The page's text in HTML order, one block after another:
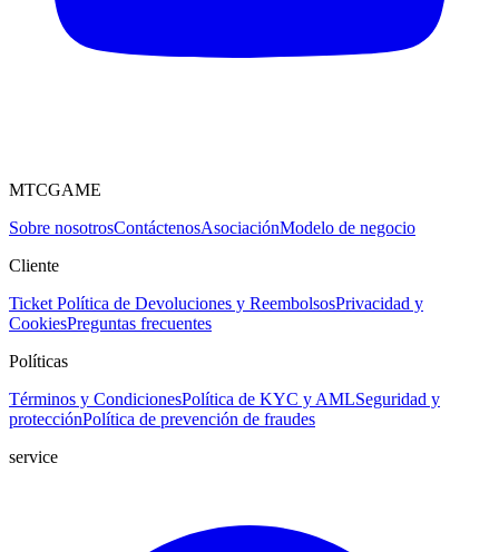
MTCGAME
Sobre nosotrosContáctenosAsociaciónModelo de negocio
Cliente
TicketPolítica de Devoluciones y ReembolsosPrivacidad y
CookiesPreguntas frecuentes
Políticas
Términos y CondicionesPolítica de KYC y AMLSeguridad y
protecciónPolítica de prevención de fraudes
service